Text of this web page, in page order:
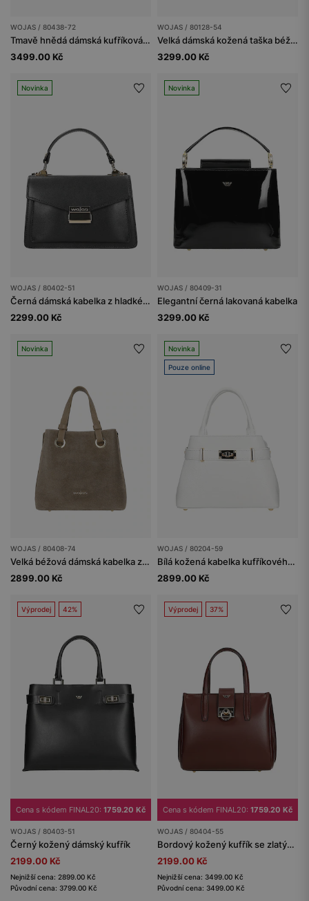
WOJAS / 80438-72
Tmavě hnědá dámská kufříková kabelka
3499.00 Kč
WOJAS / 80128-54
Velká dámská kožená taška béžovo-hnědá
3299.00 Kč
Novinka
WOJAS / 80402-51
Černá dámská kabelka z hladké kůže
2299.00 Kč
Novinka
WOJAS / 80409-31
Elegantní černá lakovaná kabelka
3299.00 Kč
Novinka
WOJAS / 80408-74
Velká béžová dámská kabelka z kombinovaných kůží
2899.00 Kč
Novinka
Pouze online
WOJAS / 80204-59
Bílá kožená kabelka kufříkového typu
2899.00 Kč
Výprodej 42%
Cena s kódem FINAL20: 1759.20 Kč
WOJAS / 80403-51
Černý kožený dámský kufřík
2199.00 Kč
Nejnižší cena: 2899.00 Kč
Původní cena: 3799.00 Kč
Výprodej 37%
Cena s kódem FINAL20: 1759.20 Kč
WOJAS / 80404-55
Bordový kožený kufřík se zlatým zapínáním
2199.00 Kč
Nejnižší cena: 3499.00 Kč
Původní cena: 3499.00 Kč